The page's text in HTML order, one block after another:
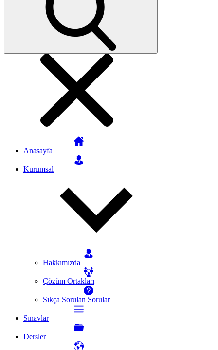
Anasayfa
Kurumsal
Hakkımızda
Çözüm Ortakları
Sıkça Sorulan Sorular
Sınavlar
Dersler